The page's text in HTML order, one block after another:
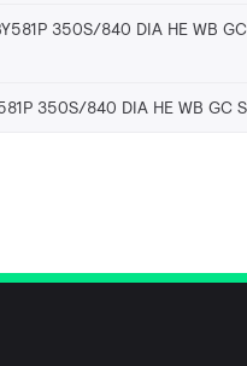
350S/840 DIA HE WB
350S/840 DIA HE WB GC